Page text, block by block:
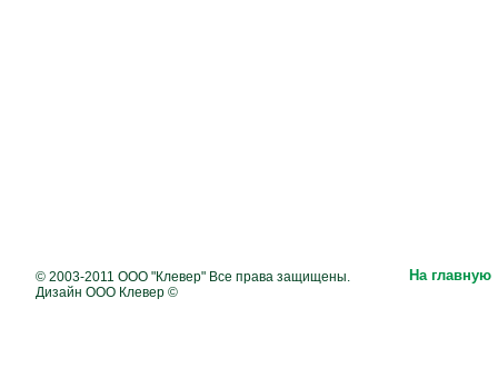
© 2003-2011 ООО "Клевер" Все права защищены.
Дизайн ООО Клевер ©
На главную